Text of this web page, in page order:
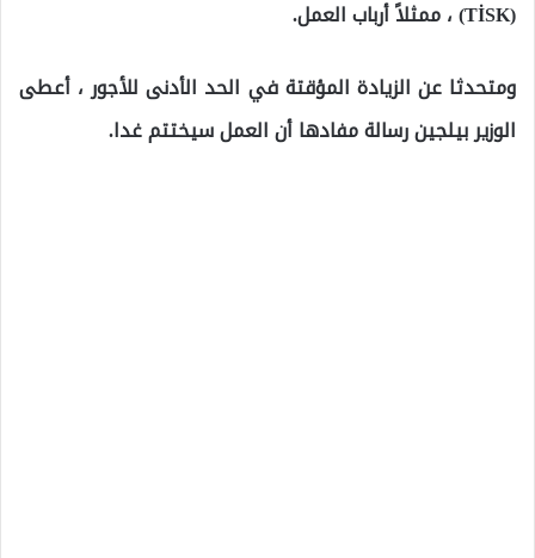
(TİSK) ، ممثلاً أرباب العمل.
ومتحدثا عن الزيادة المؤقتة في الحد الأدنى للأجور ، أعطى
الوزير بيلجين رسالة مفادها أن العمل سيختتم غدا.